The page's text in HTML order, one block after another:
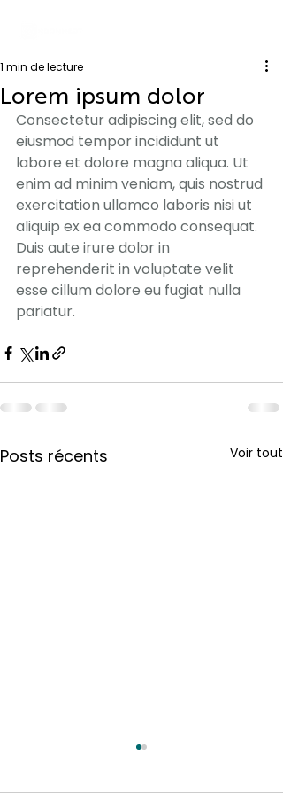
Lorem ipsum dolor
1 min de lecture
Consectetur adipiscing elit, sed do
eiusmod tempor incididunt ut
labore et dolore magna aliqua. Ut
enim ad minim veniam, quis nostrud
exercitation ullamco laboris nisi ut
aliquip ex ea commodo consequat.
Duis aute irure dolor in
reprehenderit in voluptate velit
esse cillum dolore eu fugiat nulla
pariatur.
Posts récents Voir tout